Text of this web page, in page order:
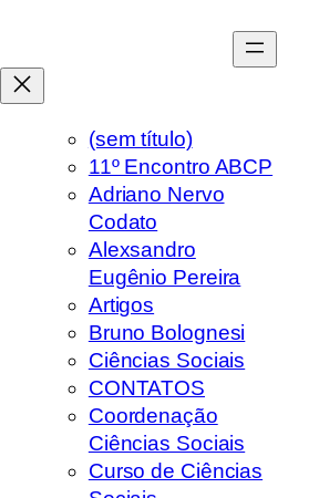
(sem título)
11º Encontro ABCP
Adriano Nervo
Codato
Alexsandro
Eugênio Pereira
Artigos
Bruno Bolognesi
Ciências Sociais
CONTATOS
Coordenação
Ciências Sociais
Curso de Ciências